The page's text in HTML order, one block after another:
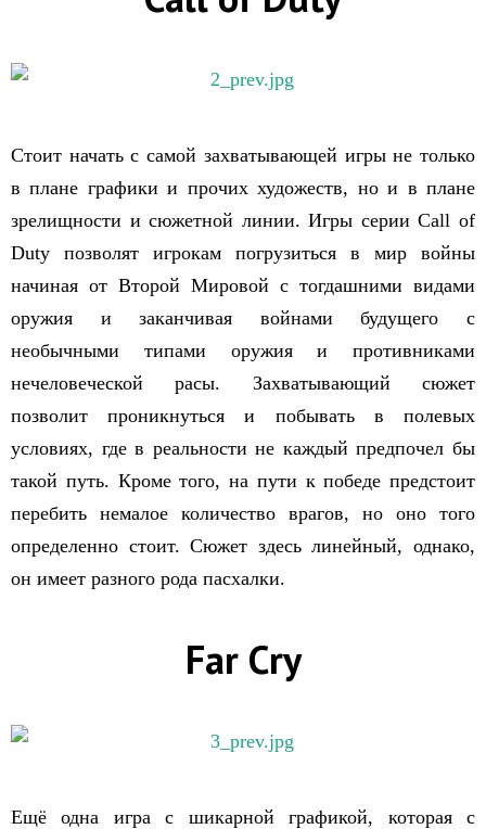
Стоит начать с самой захватывающей игры не только
в плане графики и прочих художеств, но и в плане
зрелищности и сюжетной линии. Игры серии Call of
Duty позволят игрокам погрузиться в мир войны
начиная от Второй Мировой с тогдашними видами
оружия и заканчивая войнами будущего с
необычными типами оружия и противниками
нечеловеческой расы. Захватывающий сюжет
позволит проникнуться и побывать в полевых
условиях, где в реальности не каждый предпочел бы
такой путь. Кроме того, на пути к победе предстоит
перебить немалое количество врагов, но оно того
определенно стоит. Сюжет здесь линейный, однако,
он имеет разного рода пасхалки.
Far Cry
Ещё одна игра с шикарной графикой, которая с